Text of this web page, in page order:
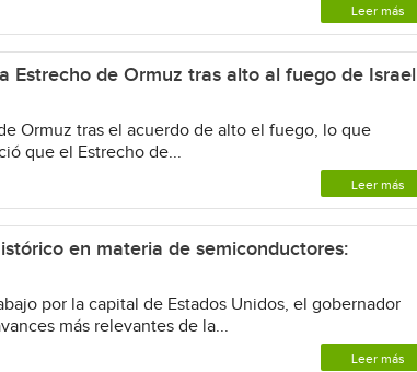
Leer más
Estrecho de Ormuz tras alto al fuego de Israel
Ormuz tras el acuerdo de alto el fuego, lo que
que el Estrecho de...
Leer más
en materia de semiconductores:
por la capital de Estados Unidos, el gobernador
más relevantes de la...
Leer más